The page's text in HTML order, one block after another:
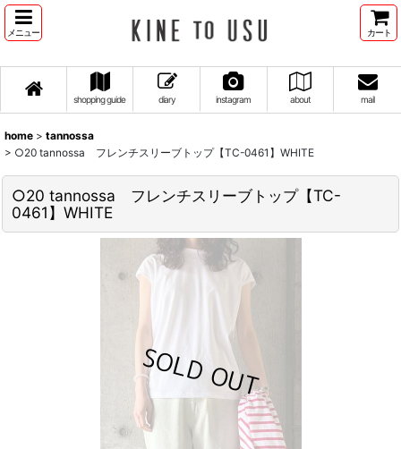
メニュー カート
shopping guide diary instagram about mail
home > tannossa
> ○20 tannossa フレンチスリーブトップ【TC-0461】WHITE
○20 tannossa フレンチスリーブトップ【TC-
0461】WHITE